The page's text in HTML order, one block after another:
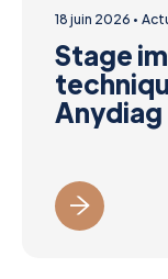
18 juin 2026
Stage
Anydiag